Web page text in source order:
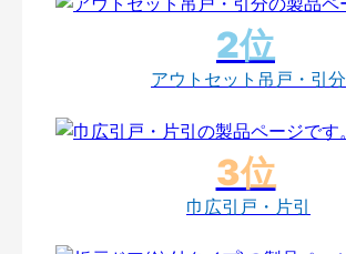
アウトセット吊戸・引分
巾広引戸・片引